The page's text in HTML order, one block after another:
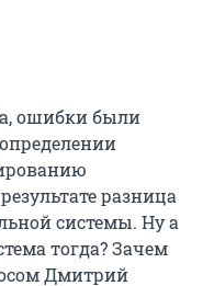
ошибки были
разница
системы. Ну а
тогда? Зачем
Дмитрий